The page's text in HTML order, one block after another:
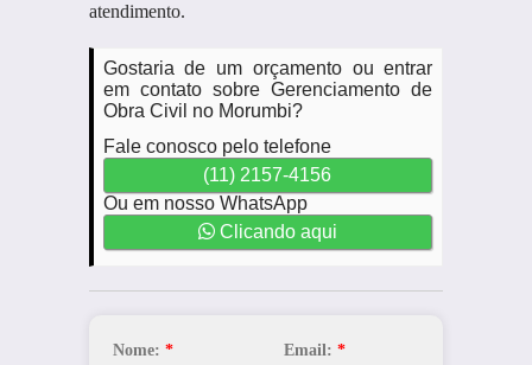
atendimento.
Gostaria de um orçamento ou entrar
em contato sobre Gerenciamento de
Obra Civil no Morumbi?
Fale conosco pelo telefone
(11) 2157-4156
Ou em nosso WhatsApp
Clicando aqui
Nome: * Email: *